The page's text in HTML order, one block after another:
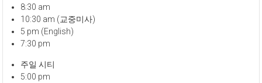
8:30 am
10:30 am (교중미사)
5 pm (English)
7:30 pm
주일 시티
5:00 pm